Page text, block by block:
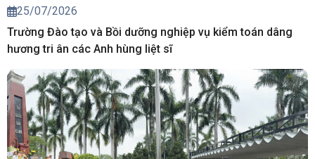
25/07/2026
Trường Đào tạo và Bồi dưỡng nghiệp vụ kiểm toán dâng
hương tri ân các Anh hùng liệt sĩ